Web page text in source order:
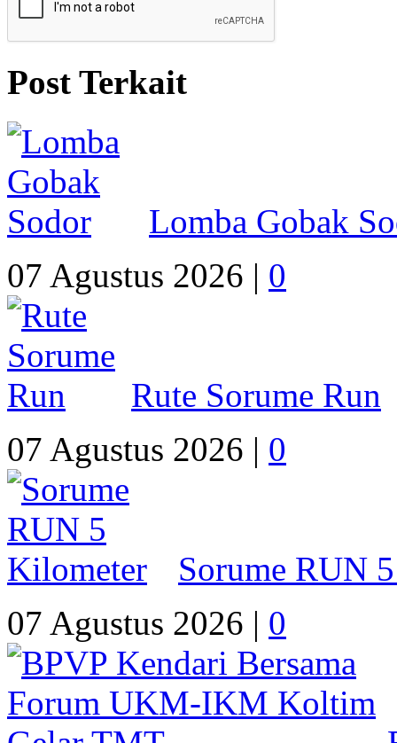
Post Terkait
Lomba Gobak
07 Agustus 2026 | 0
Rute Sorume Run
07 Agustus 2026 | 0
Sorume RUN
07 Agustus 2026 | 0